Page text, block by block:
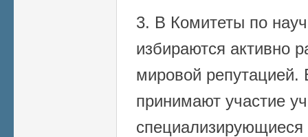
3. В Комитеты по
избираются активно
мировой репутацией.
принимают участие
специализирующиеся